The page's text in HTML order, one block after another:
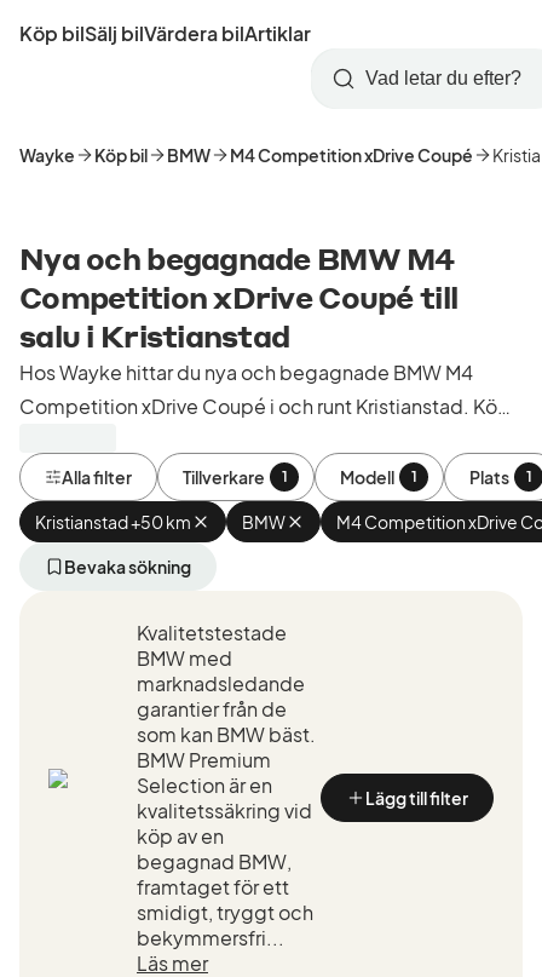
till
Startsida
Köp bilSälj bilVärdera bilArtiklar
Skapa
konto
Logga
in
Sök
Wayke Köp bil BMW M4 Competition xDrive Coupé
Nya och begagnade BMW M4
Competition xDrive Coupé till
salu i Kristianstad
Hos Wayke hittar du nya och begagnade BMW M4
Competition xDrive Coupé i och runt Kristianstad. Köp
Sverige.Alla filter Tillverkare 1 Modell 1 Plats 1
Kristianstad +50 km Ta
bort
+50
km
(Plats)
BMW Ta
bort
M4 Competition xDrive
Bevaka sökning
Kvalitetstestade
BMW med
marknadsledande
garantier från de
som kan BMW bäst.
BMW Premium
Selection är en
kvalitetssäkring vid
köp av en
begagnad BMW,
framtaget för ett
smidigt, tryggt och
bekymmersfri...
Läs mer
Lägg till filter